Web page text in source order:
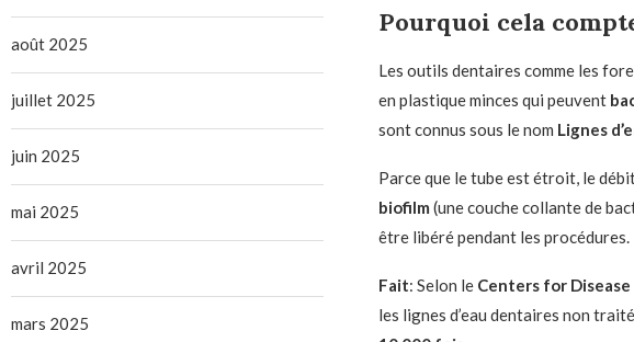
Pourquoi cela
Les outils dentaires comme les
en plastique minces qui peuvent
sont connus sous le nom Lignes
Parce que le tube est étroit, le
biofilm (une couche collante de
être libéré pendant les procédures.
Fait: Selon le Centers for
les lignes d’eau dentaires non
août 2025
juillet 2025
juin 2025
mai 2025
avril 2025
mars 2025